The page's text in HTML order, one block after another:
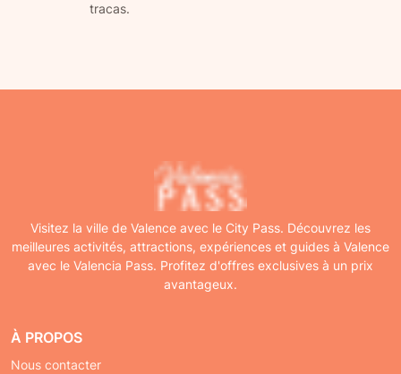
tracas.
Visitez la ville de Valence avec le City Pass. Découvrez les
meilleures activités, attractions, expériences et guides à Valence
avec le Valencia Pass. Profitez d'offres exclusives à un prix
avantageux.
À PROPOS
Nous contacter